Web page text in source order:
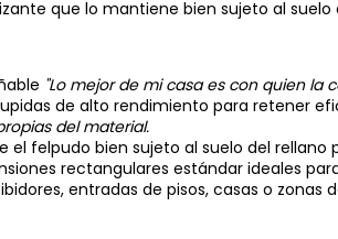
que lo mantiene bien sujeto al
"Lo mejor de mi casa es con quien la
de alto rendimiento para retener
del material.
el felpudo bien sujeto al suelo del rellano
rectangulares estándar ideales
entradas de pisos, casas o zonas